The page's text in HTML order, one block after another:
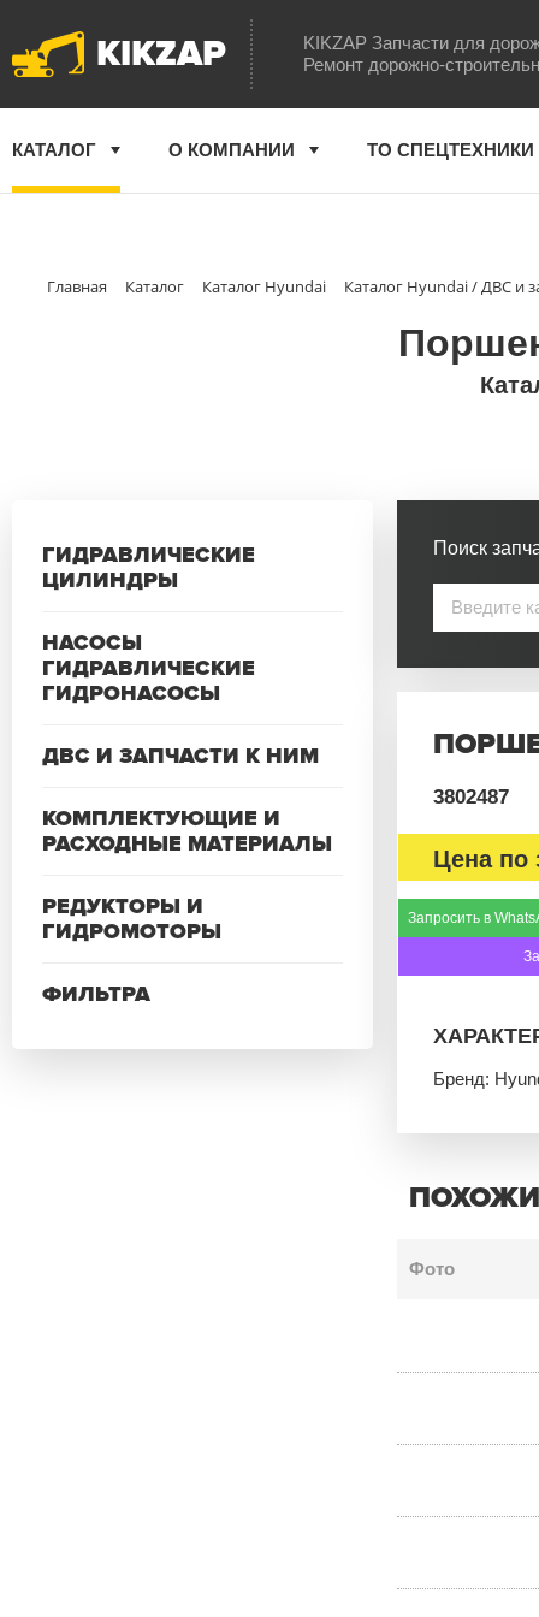
KIKZAP
KIKZAP Запчасти для
Ремонт дорожно-
КАТАЛОГ О КОМПАНИИ ТО СПЕЦТЕХНИКИ
Главная Каталог Каталог Hyundai Каталог Hyundai / ДВС и
ГИДРАВЛИЧЕСКИЕ
ЦИЛИНДРЫ
НАСОСЫ
ГИДРАВЛИЧЕСКИЕ
ГИДРОНАСОСЫ
ДВС И ЗАПЧАСТИ К НИМ
КОМПЛЕКТУЮЩИЕ И
РАСХОДНЫЕ МАТЕРИАЛЫ
РЕДУКТОРЫ И
ГИДРОМОТОРЫ
ФИЛЬТРА
Поиск
3802487
Цена по
Запросить в
Бренд:
Фото